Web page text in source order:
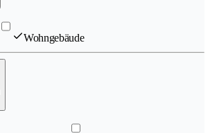
Wohngebäude